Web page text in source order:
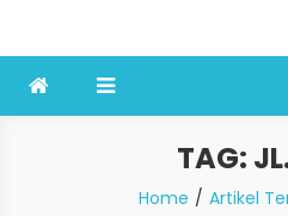
TAG:
Home Artikel